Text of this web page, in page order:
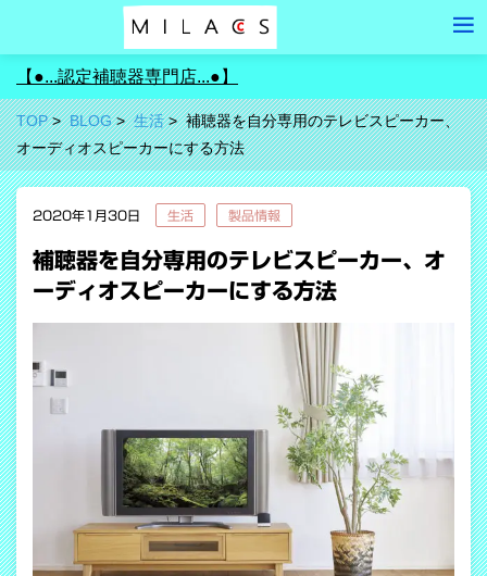
【●...認定補聴器専門店...●】
TOP BLOG 生活
補聴器を自分専用のテレビスピーカー、
オーディオスピーカーにする方法
2020年1月30日 生活 製品情報
補聴器を自分専用のテレビスピーカー、オ
ーディオスピーカーにする方法